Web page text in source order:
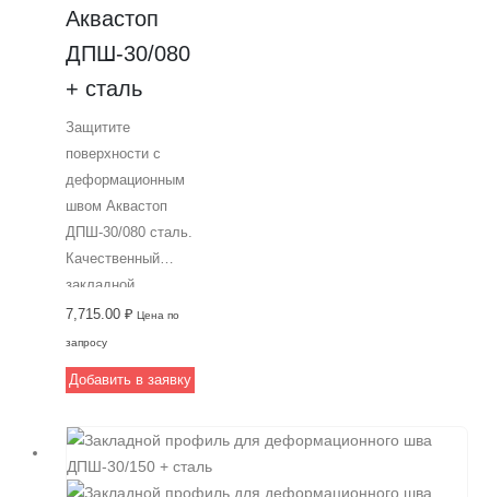
закладным
способом под
финишное
толщиной 50 мм.
Профессиональное
решение от
компании
Гидрошпонки из
Крыма.
Аквастоп
ДПШ-30/080
+ сталь
Защитите
поверхности с
деформационным
швом Аквастоп
ДПШ-30/080 сталь.
Качественный
закладной
профиль из
деформационных
мм и толщиной 30
мм. Обеспечивает
7,715.00 ₽ Цена по
запросу
Добавить в заявку